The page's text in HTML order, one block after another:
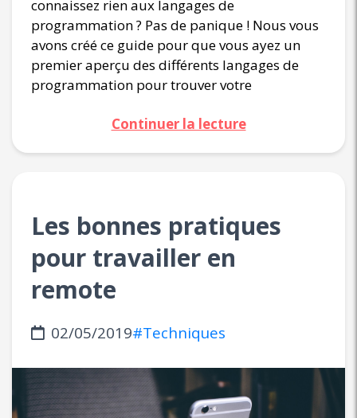
connaissez rien aux langages de
programmation ? Pas de panique ! Nous vous
avons créé ce guide pour que vous ayez un
premier aperçu des différents langages de
programmation pour trouver votre
Continuer la lecture
Les bonnes pratiques
pour travailler en
remote
02/05/2019#Techniques